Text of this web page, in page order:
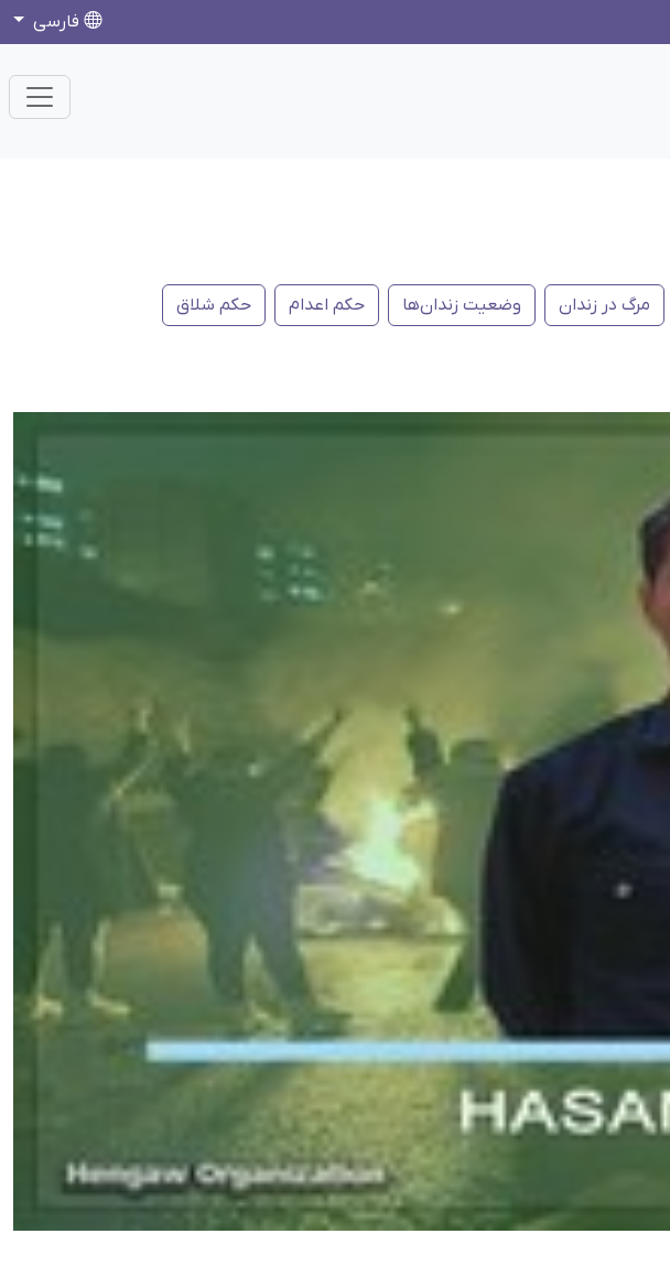
فارسی
مرگ در زندان وضعیت زندان‌ها حکم اعدام حکم شلاق